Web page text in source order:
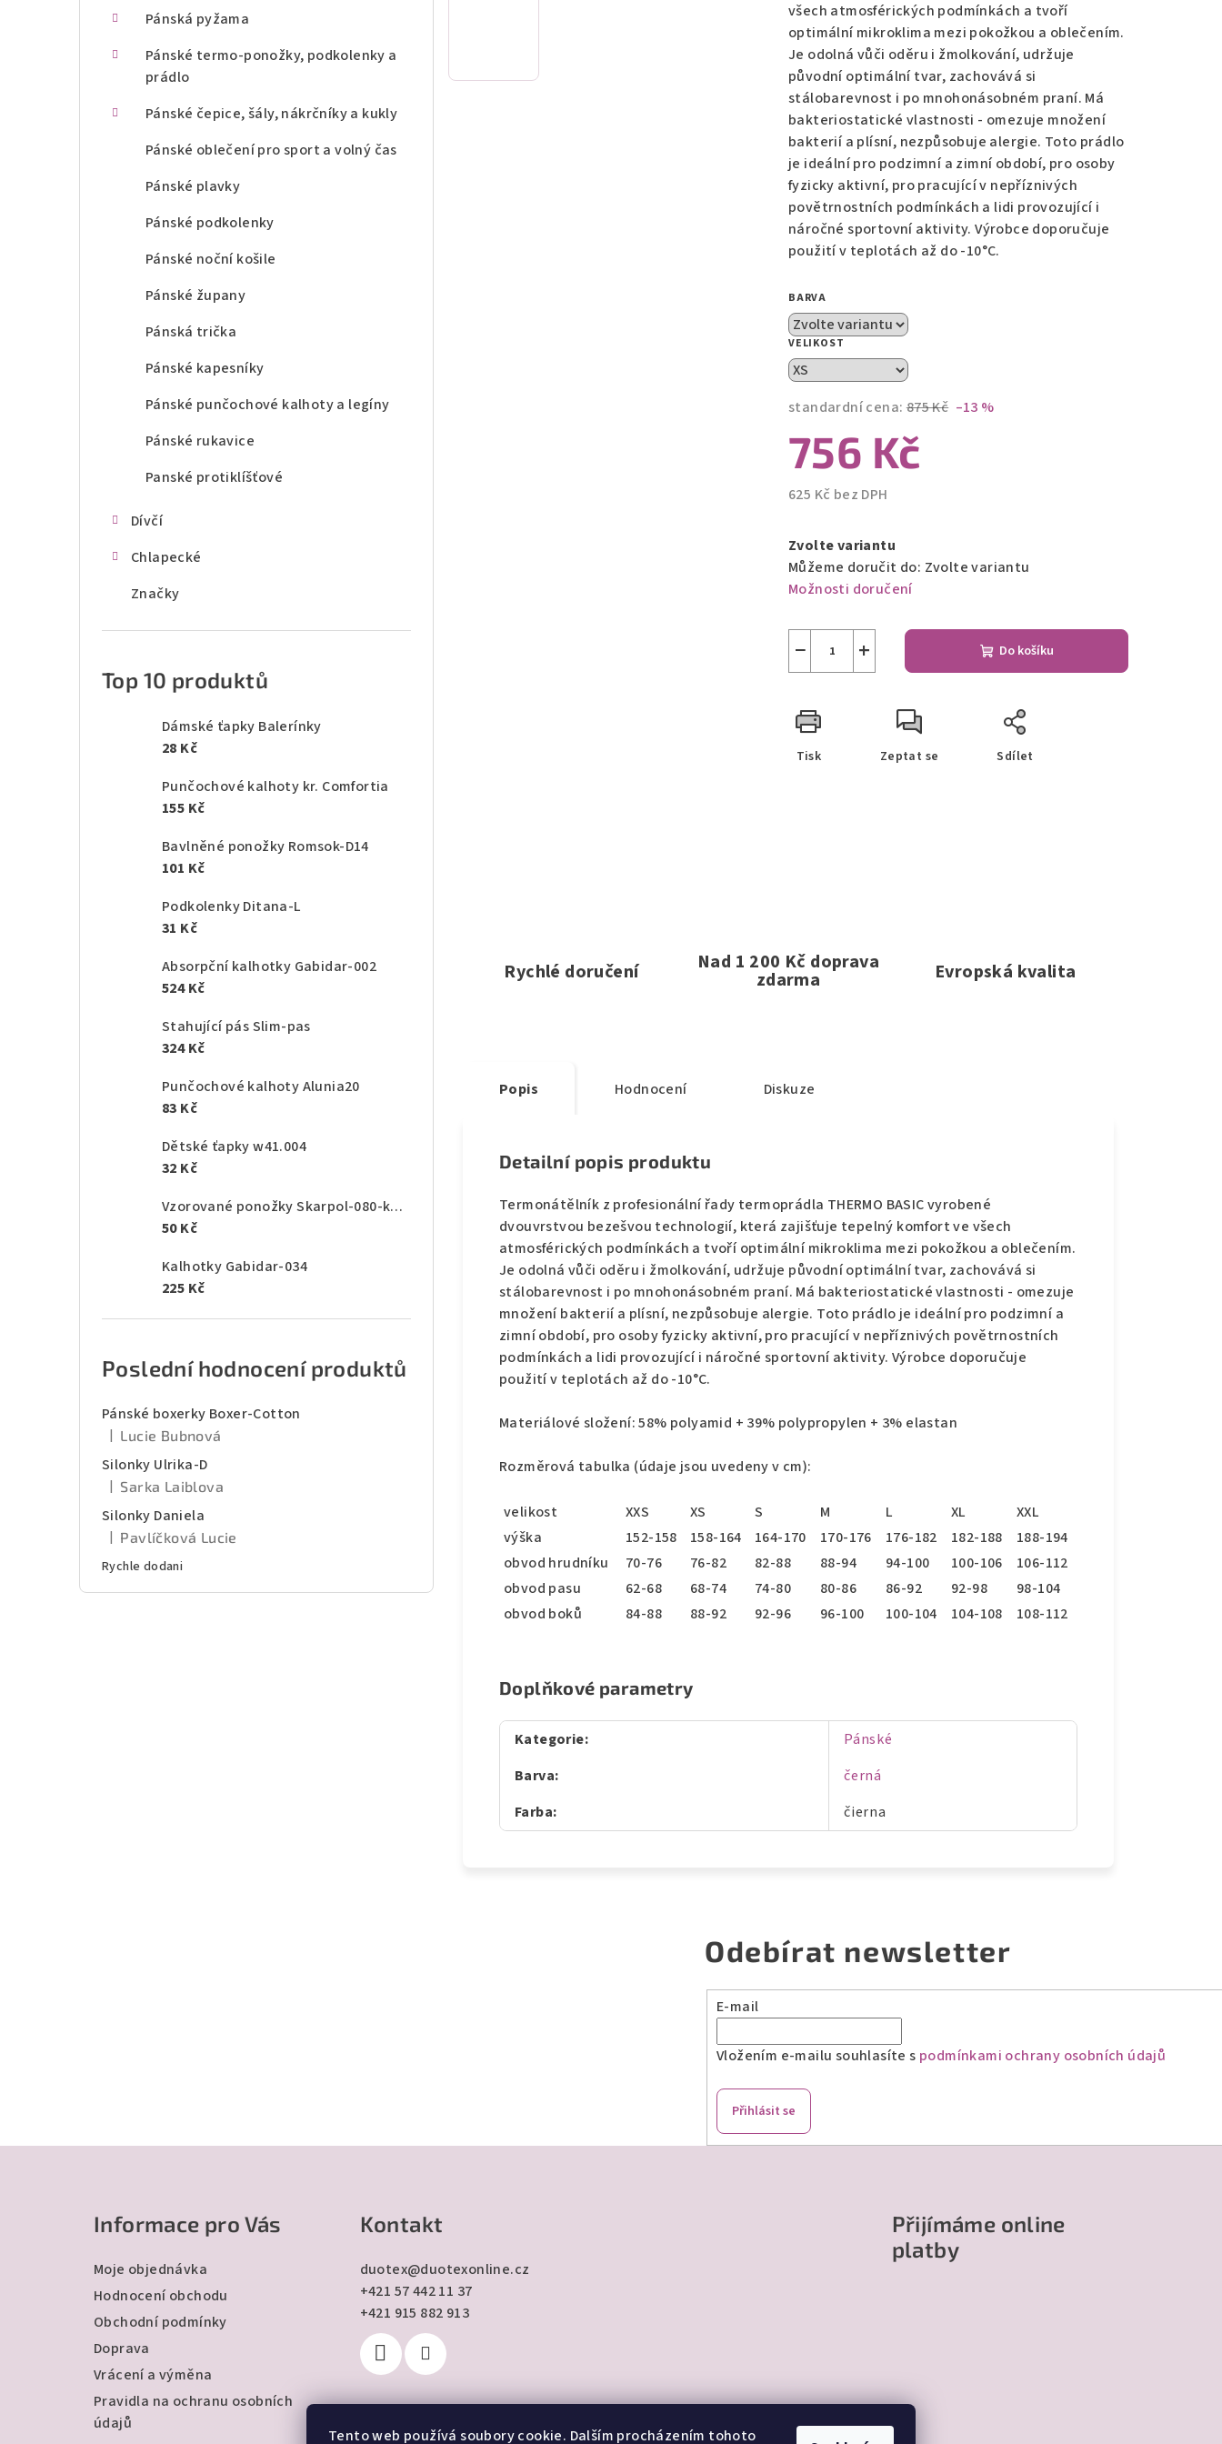
Tento web používá soubory cookie. Dalším procházením tohoto
Pánská pyžama
Pánské termo-ponožky, podkolenky a
prádlo
Pánské čepice, šály, nákrčníky a kukly
Pánské oblečení pro sport a volný čas
Pánské plavky
Pánské podkolenky
Pánské noční košile
Pánské župany
Pánská trička
Pánské kapesníky
Pánské punčochové kalhoty a legíny
Pánské rukavice
Panské protiklíšťové
Dívčí
Chlapecké
Značky
Top 10 produktů
Dámské ťapky Balerínky
28 Kč
Punčochové kalhoty kr. Comfortia
155 Kč
Bavlněné ponožky Romsok-D14
101 Kč
Podkolenky Ditana-L
31 Kč
Absorpční kalhotky Gabidar-002
524 Kč
Stahující pás Slim-pas
324 Kč
Punčochové kalhoty Alunia20
83 Kč
Dětské ťapky w41.004
32 Kč
Vzorované ponožky Skarpol-080-kaktus
50 Kč
Kalhotky Gabidar-034
225 Kč
Poslední hodnocení produktů
Pánské boxerky Boxer-Cotton
Hodnocení produktu je 5 z 5 hvězdiček.
Lucie Bubnová
Silonky Ulrika-D
Hodnocení produktu je 5 z 5 hvězdiček.
Sarka Laiblova
Silonky Daniela
Hodnocení produktu je 5 z 5 hvězdiček.
Pavlíčková Lucie
Rychle dodani
hvězdiček.
všech atmosférických podmínkách a tvoří
optimální mikroklima mezi pokožkou a oblečením.
Je odolná vůči oděru i žmolkování, udržuje
původní optimální tvar, zachovává si
stálobarevnost i po mnohonásobném praní. Má
bakteriostatické vlastnosti - omezuje množení
bakterií a plísní, nezpůsobuje alergie. Toto prádlo
je ideální pro podzimní a zimní období, pro osoby
fyzicky aktivní, pro pracující v nepříznivých
povětrnostních podmínkách a lidi provozující i
náročné sportovní aktivity. Výrobce doporučuje
použití v teplotách až do -10°C.
BARVA
VELIKOST
standardní cena: 875 Kč –13 %
756 Kč
625 Kč bez DPH
cena:
Zvolte variantu
Můžeme doručit do: Zvolte variantu
Možnosti doručení
+
− Do košíku
Tisk Zeptat se Sdílet
Rychlé doručení Nad 1 200 Kč doprava
zdarma Evropská kvalita
Popis Hodnocení Diskuze
Detailní popis produktu
Termonátělník z profesionální řady termoprádla THERMO BASIC vyrobené
dvouvrstvou bezešvou technologií, která zajišťuje tepelný komfort ve všech
atmosférických podmínkách a tvoří optimální mikroklima mezi pokožkou a oblečením.
Je odolná vůči oděru i žmolkování, udržuje původní optimální tvar, zachovává si
stálobarevnost i po mnohonásobném praní. Má bakteriostatické vlastnosti - omezuje
množení bakterií a plísní, nezpůsobuje alergie. Toto prádlo je ideální pro podzimní a
zimní období, pro osoby fyzicky aktivní, pro pracující v nepříznivých povětrnostních
podmínkách a lidi provozující i náročné sportovní aktivity. Výrobce doporučuje
použití v teplotách až do -10°C.
Materiálové složení: 58% polyamid + 39% polypropylen + 3% elastan
Rozměrová tabulka (údaje jsou uvedeny v cm):
velikost XXS XS S M L XL
XXL
výška
152-158 158-164 164-170 170-176 176-182 182-188
188-194
obvod hrudníku
70-76 76-82 82-88 88-94 94-100 100-106
106-112
obvod pasu
62-68 68-74 74-80 80-86 86-92 92-98
98-104
obvod boků
84-88 88-92 92-96 96-100 100-104 104-108 108-112
Doplňkové parametry
Kategorie:
Pánské
Barva:
černá
Farba: čierna
Odebírat newsletter
E-mail
Vložením e-mailu souhlasíte s podmínkami ochrany osobních údajů
Přihlásit se
Informace pro Vás
Moje objednávka
Hodnocení obchodu
Obchodní podmínky
Doprava
Vrácení a výměna
Pravidla na ochranu osobních
údajů
Kontakt
duotex@duotexonline.cz
+421 57 442 11 37
+421 915 882 913
Přijímáme online
platby